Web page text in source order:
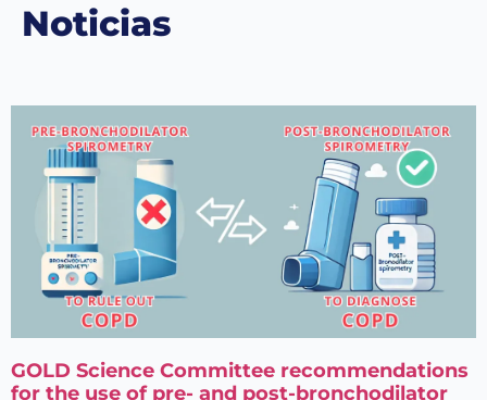
Noticias
GOLD Science Committee recommendations
for the use of pre- and post-bronchodilator